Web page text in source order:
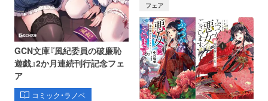
GCN文庫『風紀委員の破廉恥
遊戯』2か月連続刊行記念フェ
ア
コミック・ラノベ
フェア